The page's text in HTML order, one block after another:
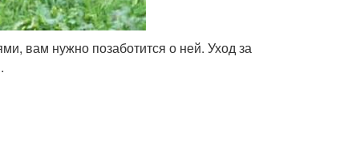
вам нужно позаботится о ней. Уход за